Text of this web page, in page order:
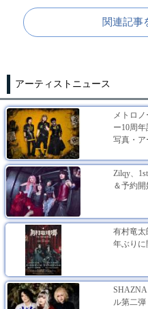
関連記事
アーティストニュース
メトロ
ー10周
写真・ア
Zilqy、
＆予約
有村竜
年ぶりに
ル第二